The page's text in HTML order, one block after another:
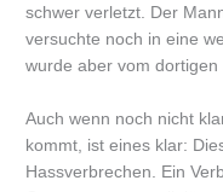
schwer verletzt. Der
versuchte noch in eine
wurde aber vom
Auch wenn noch nicht
kommt, ist eines klar:
Hassverbrechen. Ein